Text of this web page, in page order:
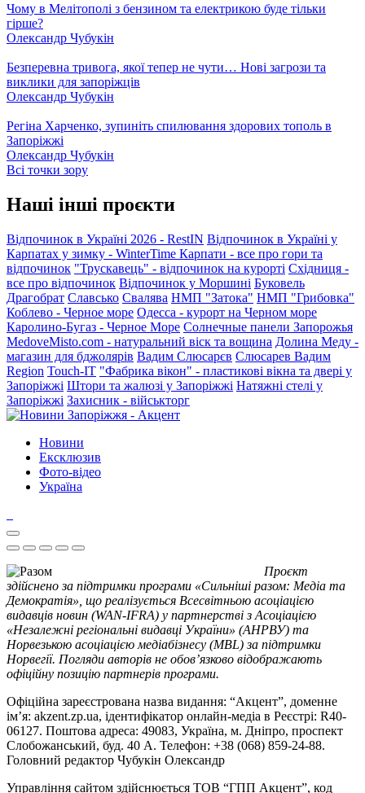
Чому в Мелітополі з бензином та електрикою буде тільки
гірше?
Олександр Чубукін
Безперевна тривога, якої тепер не чути… Нові загрози та
виклики для запоріжців
Олександр Чубукін
Регіна Харченко, зупиніть спилювання здорових тополь в
Запоріжжі
Олександр Чубукін
Всі точки зору
Наші інші проєкти
Відпочинок в Україні 2026 - RestIN Відпочинок в Україні у
Карпатах у зимку - WinterTime Карпати - все про гори та
відпочинок "Трускавець" - відпочинок на курорті Східниця -
все про відпочинок Відпочинок у Моршині Буковель
Драгобрат Славсько Свалява НМП "Затока" НМП "Грибовка"
Коблево - Черное море Одесса - курорт на Черном море
Каролино-Бугаз - Черное Море Солнечные панели Запорожья
MedoveMisto.com - натуральний віск та вощина Долина Меду -
магазин для бджолярів Вадим Слюсарєв Слюсарев Вадим
Region Touch-IT "Фабрика вікон" - пластикові вікна та двері у
Запоріжжі Штори та жалюзі у Запоріжжі Натяжні стелі у
Запоріжжі Захисник - військторг
Новини
Ексклюзив
Фото-відео
Україна
Проєкт
здійснено за підтримки програми «Сильніші разом: Медіа та
Демократія», що реалізується Всесвітньою асоціацією
видавців новин (WAN-IFRA) у партнерстві з Асоціацією
«Незалежні регіональні видавці України» (АНРВУ) та
Норвезькою асоціацією медіабізнесу (MBL) за підтримки
Норвегії. Погляди авторів не обов’язково відображають
офіційну позицію партнерів програми.
Офіційна зареєстрована назва видання: “Акцент”, доменне
ім’я: akzent.zp.ua, ідентифікатор онлайн-медіа в Реєстрі: R40-
06127. Поштова адреса: 49083, Україна, м. Дніпро, проспект
Слобожанський, буд. 40 А. Телефон: +38 (068) 859-24-88.
Головний редактор Чубукін Олександр
Управління сайтом здійснюється ТОВ “ГПП Акцент”, код